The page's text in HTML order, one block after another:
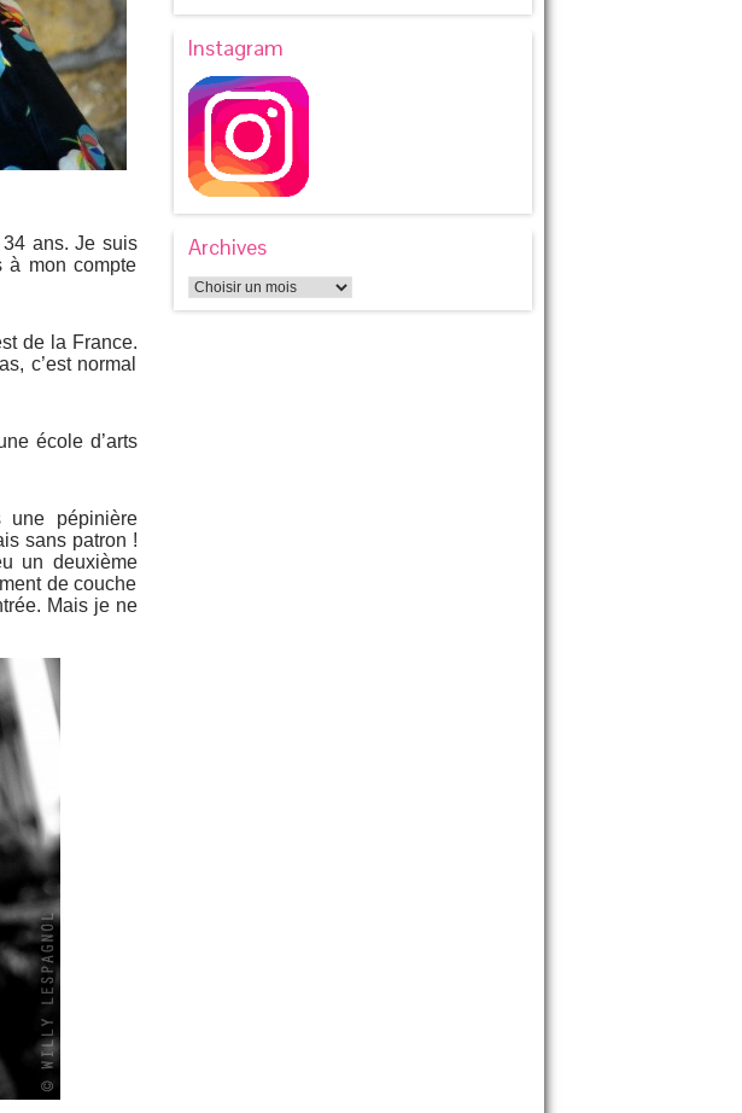
34 ans. Je suis
à mon compte
de la France.
c’est normal
école d’arts
une pépinière
sans patron !
un deuxième
de couche
Mais je ne
Instagram
Archives